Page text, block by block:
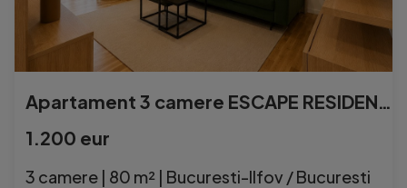
Apartament 3 camere ESCAPE RESIDENCE- STRAULESTI
1.200 eur
3 camere | 80 m² | Bucuresti-Ilfov / Bucuresti